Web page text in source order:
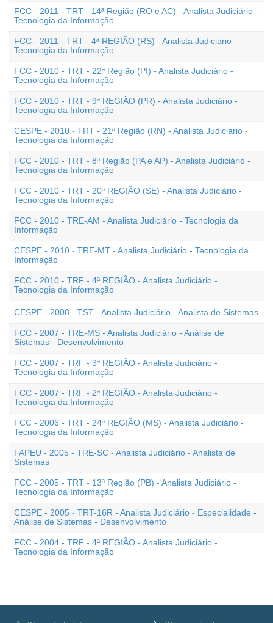
FCC - 2011 - TRT - 14ª Região (RO e AC) - Analista Judiciário -
Tecnologia da Informação
FCC - 2011 - TRT - 4ª REGIÃO (RS) - Analista Judiciário -
Tecnologia da Informação
FCC - 2010 - TRT - 22ª Região (PI) - Analista Judiciário -
Tecnologia da Informação
FCC - 2010 - TRT - 9ª REGIÃO (PR) - Analista Judiciário -
Tecnologia da Informação
CESPE - 2010 - TRT - 21ª Região (RN) - Analista Judiciário -
Tecnologia da Informação
FCC - 2010 - TRT - 8ª Região (PA e AP) - Analista Judiciário -
Tecnologia da Informação
FCC - 2010 - TRT - 20ª REGIÃO (SE) - Analista Judiciário -
Tecnologia da Informação
FCC - 2010 - TRE-AM - Analista Judiciário - Tecnologia da
Informação
CESPE - 2010 - TRE-MT - Analista Judiciário - Tecnologia da
Informação
FCC - 2010 - TRF - 4ª REGIÃO - Analista Judiciário -
Tecnologia da Informação
CESPE - 2008 - TST - Analista Judiciário - Analista de Sistemas
FCC - 2007 - TRE-MS - Analista Judiciário - Análise de
Sistemas - Desenvolvimento
FCC - 2007 - TRF - 3ª REGIÃO - Analista Judiciário -
Tecnologia da Informação
FCC - 2007 - TRF - 2ª REGIÃO - Analista Judiciário -
Tecnologia da Informação
FCC - 2006 - TRT - 24ª REGIÃO (MS) - Analista Judiciário -
Tecnologia da Informação
FAPEU - 2005 - TRE-SC - Analista Judiciário - Analista de
Sistemas
FCC - 2005 - TRT - 13ª Região (PB) - Analista Judiciário -
Tecnologia da Informação
CESPE - 2005 - TRT-16R - Analista Judiciário - Especialidade -
Análise de Sistemas - Desenvolvimento
FCC - 2004 - TRF - 4ª REGIÃO - Analista Judiciário -
Tecnologia da Informação